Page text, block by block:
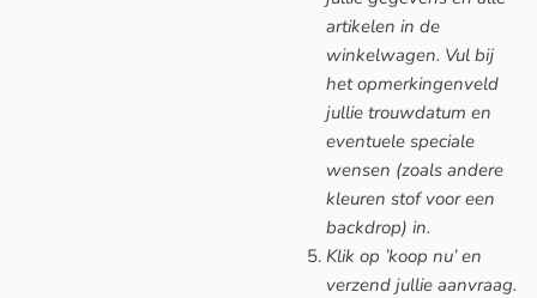
artikelen in de
winkelwagen. Vul bij
het opmerkingenveld
jullie trouwdatum en
eventuele speciale
wensen (zoals andere
kleuren stof voor een
backdrop) in.
Klik op ’koop nu’ en
verzend jullie aanvraag.